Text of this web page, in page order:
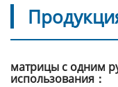
матрицы с одним
использования：